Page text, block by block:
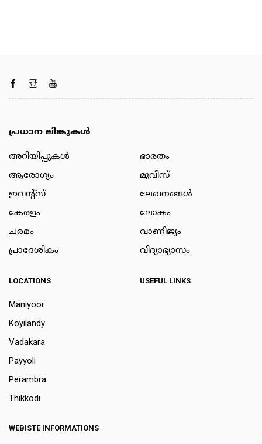
പ്രധാന ലിങ്കുകൾ
അറിയിപ്പുകള്‍
ആരോഗ്യം
ഇവന്റ്സ്
കേരളം
ചരമം
പ്രാദേശികം
ഭാരതം
മൂവീസ്
ലേഖനങ്ങള്‍
ലോകം
വാണിജ്യം
വിദ്യാഭ്യാസം
LOCATIONS
Maniyoor
Koyilandy
Vadakara
Payyoli
Perambra
Thikkodi
USEFUL LINKS
WEBISTE INFORMATIONS